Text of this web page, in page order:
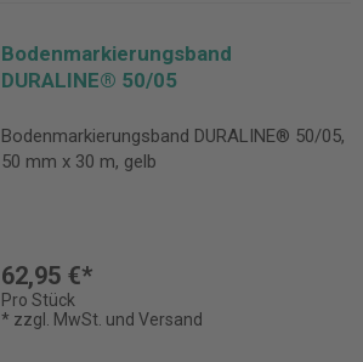
Bodenmarkierungsband
DURALINE® 50/05
Bodenmarkierungsband DURALINE® 50/05,
50 mm x 30 m, gelb
62,95 €*
Pro Stück
* zzgl. MwSt. und Versand